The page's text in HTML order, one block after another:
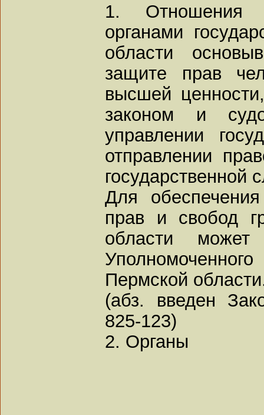
1. Отношения
органами
области
защите прав
высшей
законом и
управлении
отправлении
государственной
Для
прав и свобод
области может
Пермской
(абз. введен
825-123)
2. Органы